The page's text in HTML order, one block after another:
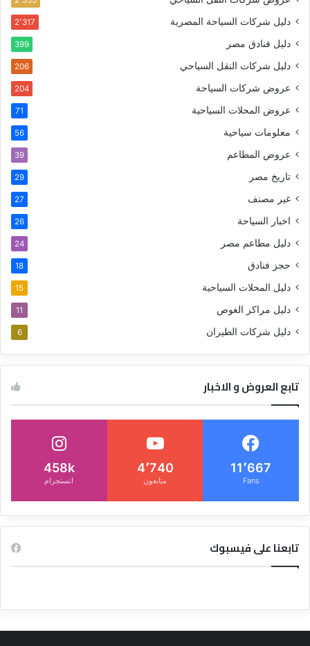
دليل شركات السياحة المصرية 2٬317
دليل فنادق مصر 399
دليل شركات النقل السياحي 206
عروض شركات السياحة 204
عروض المحلات السياحية 71
معلومات سياحية 56
عروض المطاعم 39
تاريخ مصر 29
غير مصنف 27
اخبار السياحة 26
دليل مطاعم مصر 24
حجز فنادق 18
دليل المحلات السياحية 15
دليل مراكز الغوص 11
دليل شركات الطيران 6
تابع العروض و الاخبار
11٬667
Fans
4٬740
متابعون
458k
انستجرام
تابعنا على فيسبوك